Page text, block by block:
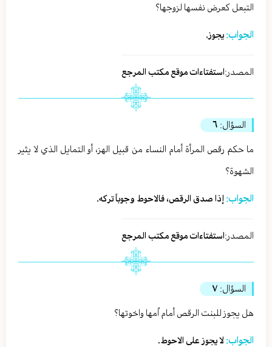
التبعل كعرض نفسها لزوجها؟
الجواب: يجوز.
المصدر:استفتاءات موقع مكتب المرجع
السؤال: ٦
ما حكم رقص المرأة أمام النساء من قبيل الهز، أو التمايل الذي لا يثير
الشهوة؟
الجواب: إذا صدق الرقص، فالاحوط وجوباً تركه.
المصدر:استفتاءات موقع مكتب المرجع
السؤال: ٧
هل يجوز للبنت الرقص أمام اُمها واخوتها؟
الجواب: لا يجوز على الاحوط.